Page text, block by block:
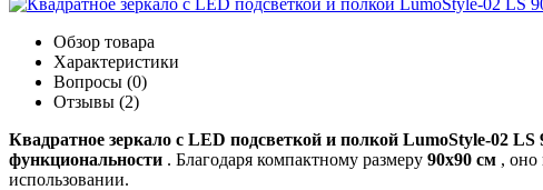
Обзор товара
Характеристики
Вопросы (0)
Отзывы (2)
Квадратное зеркало с LED подсветкой и полкой LumoStyle-02 LS
функциональности . Благодаря компактному размеру 90x90 см , оно
использовании.